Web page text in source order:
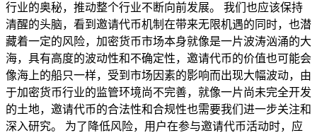
行业的奥秘，推动整个行业不断向前发展。 我们也应该保持
清醒的头脑，看到邀请代币机制在带来无限机遇的同时，也潜
藏着一定的风险，加密货币市场本身就像是一片波涛汹涌的大
海，具有高度的波动性和不确定性，邀请代币的价值也可能会
像海上的船只一样，受到市场因素的影响而出现大幅波动，由
于加密货币行业的监管环境尚不完善，就像一片尚未完全开发
的土地，邀请代币的合法性和合规性也需要我们进一步关注和
深入研究。 为了降低风险，用户在参与邀请代币活动时，应